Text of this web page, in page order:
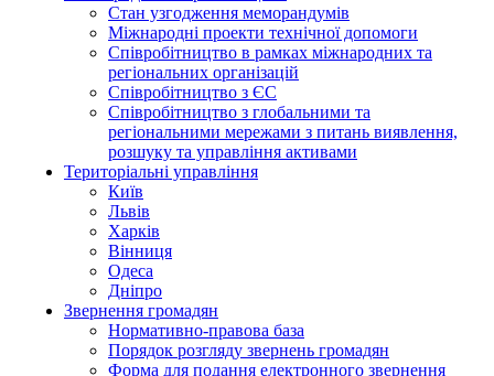
Стан узгодження меморандумів
Міжнародні проекти технічної допомоги
Співробітництво в рамках міжнародних та
регіональних організацій
Співробітництво з ЄС
Співробітництво з глобальними та
регіональними мережами з питань виявлення,
розшуку та управління активами
Територіальні управління
Київ
Львів
Харків
Вінниця
Одеса
Дніпро
Звернення громадян
Нормативно-правова база
Порядок розгляду звернень громадян
Форма для подання електронного звернення